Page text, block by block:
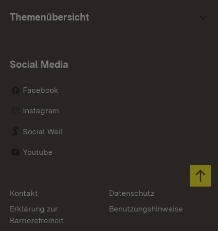
Themenübersicht
Social Media
Facebook
Instagram
Social Wall
Youtube
Kontakt
Datenschutz
Erklärung zur
Barrierefreiheit
Benutzungshinweise